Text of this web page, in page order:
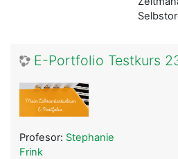
E-Portfolio Testkurs
Profesor: Stephanie
Frink